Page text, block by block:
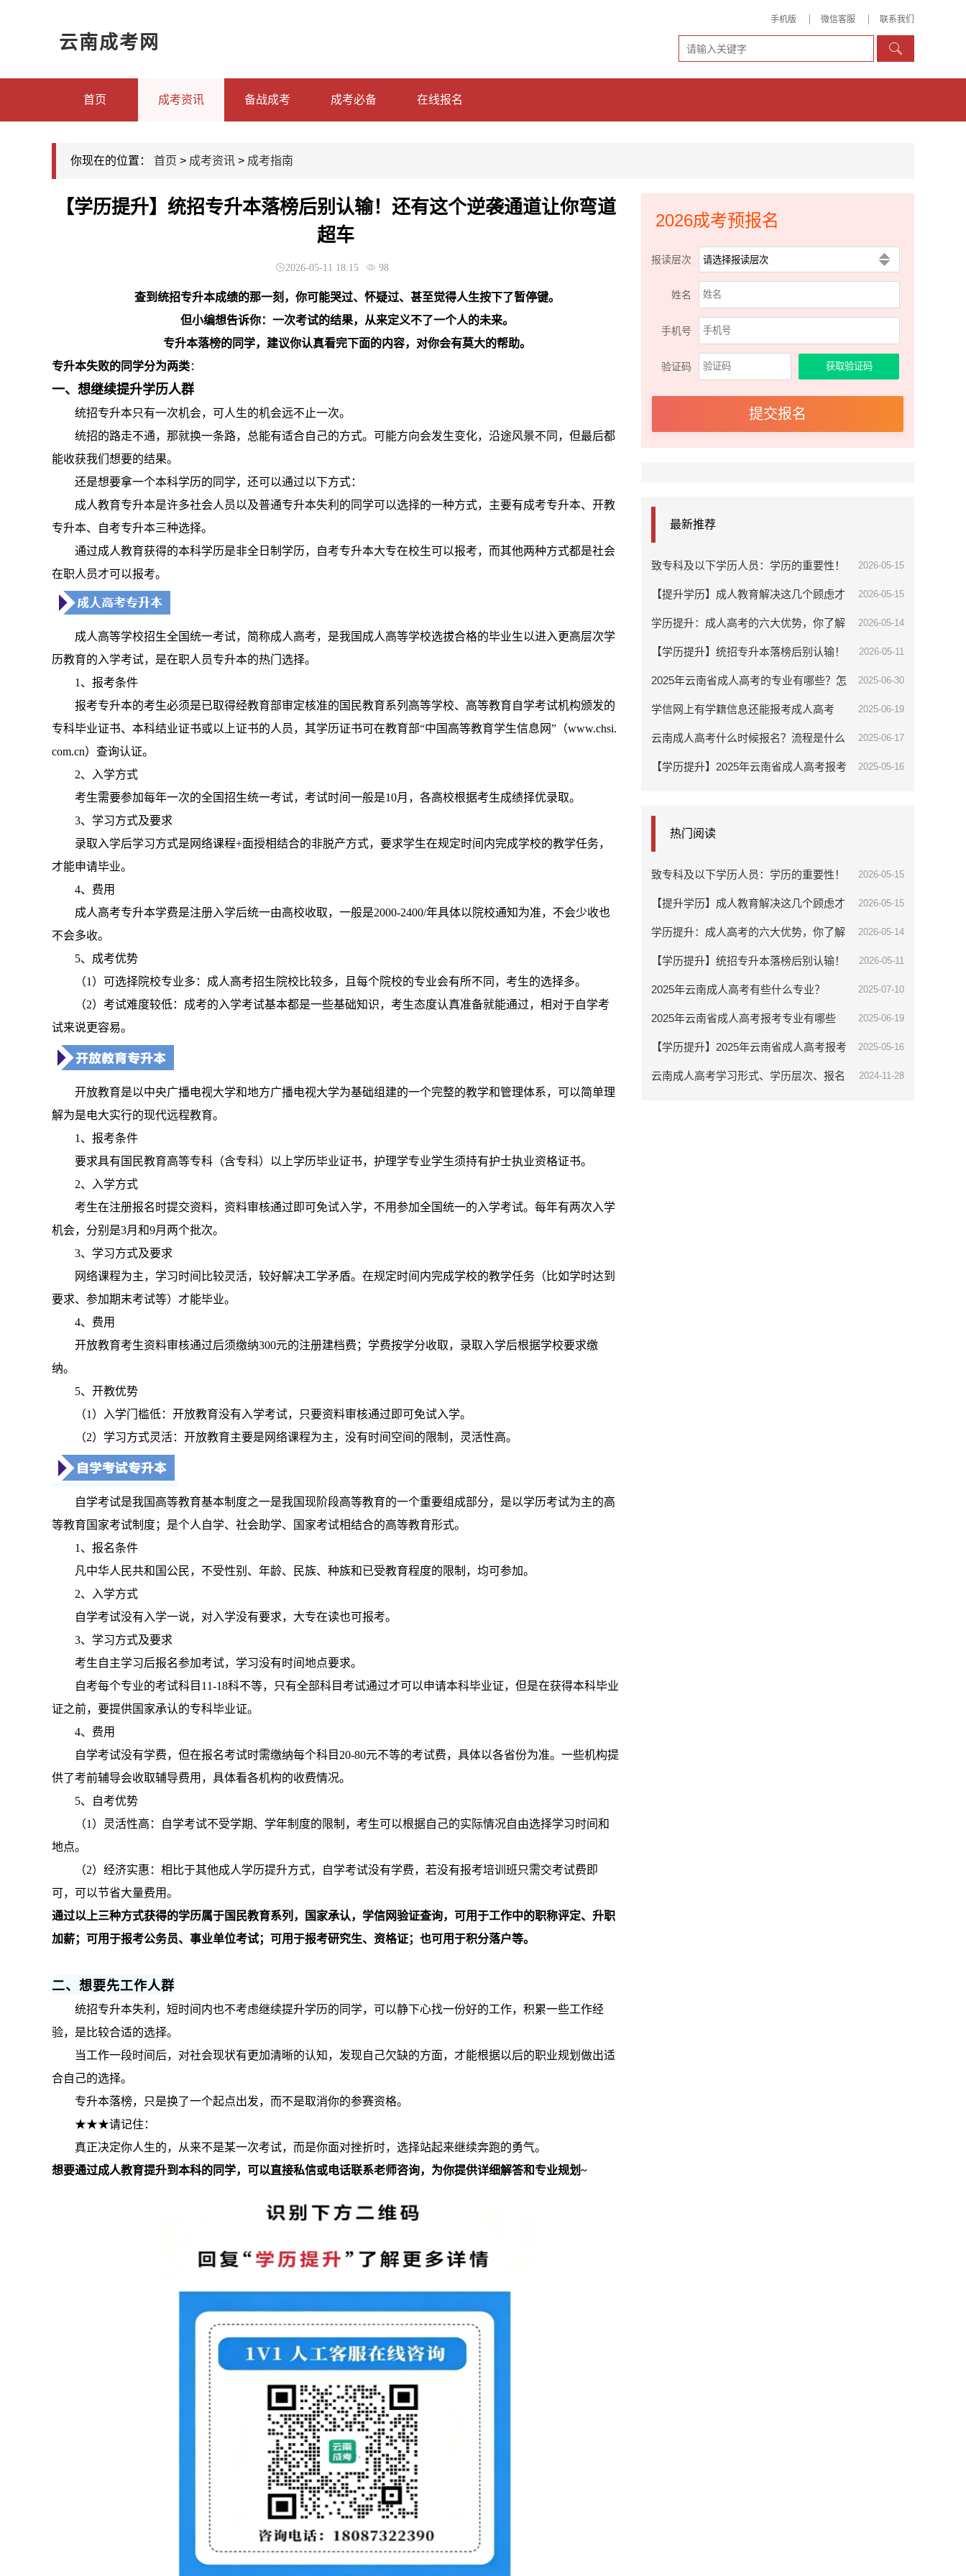
云南成考网
手机版 微信客服 联系我们

首页 成考资讯 备战成考 成考必备 在线报名
你现在的位置： 首页 > 成考资讯 > 成考指南
【学历提升】统招专升本落榜后别认输！还有这个逆袭通道让你弯道
超车
2026-05-11 18:15 98
查到统招专升本成绩的那一刻，你可能哭过、怀疑过、甚至觉得人生按下了暂停键。
但小编想告诉你：一次考试的结果，从来定义不了一个人的未来。
专升本落榜的同学，建议你认真看完下面的内容，对你会有莫大的帮助。
专升本失败的同学分为两类：
一、想继续提升学历人群
统招专升本只有一次机会，可人生的机会远不止一次。
统招的路走不通，那就换一条路，总能有适合自己的方式。可能方向会发生变化，沿途风景不同，但最后都
能收获我们想要的结果。
还是想要拿一个本科学历的同学，还可以通过以下方式：
成人教育专升本是许多社会人员以及普通专升本失利的同学可以选择的一种方式，主要有成考专升本、开教
专升本、自考专升本三种选择。
通过成人教育获得的本科学历是非全日制学历，自考专升本大专在校生可以报考，而其他两种方式都是社会
在职人员才可以报考。
成人高等学校招生全国统一考试，简称成人高考，是我国成人高等学校选拔合格的毕业生以进入更高层次学
历教育的入学考试，是在职人员专升本的热门选择。
1、报考条件
报考专升本的考生必须是已取得经教育部审定核准的国民教育系列高等学校、高等教育自学考试机构颁发的
专科毕业证书、本科结业证书或以上证书的人员，其学历证书可在教育部“中国高等教育学生信息网”（www.chsi.
com.cn）查询认证。
2、入学方式
考生需要参加每年一次的全国招生统一考试，考试时间一般是10月，各高校根据考生成绩择优录取。
3、学习方式及要求
录取入学后学习方式是网络课程+面授相结合的非脱产方式，要求学生在规定时间内完成学校的教学任务，
才能申请毕业。
4、费用
成人高考专升本学费是注册入学后统一由高校收取，一般是2000-2400/年具体以院校通知为准，不会少收也
不会多收。
5、成考优势
（1）可选择院校专业多：成人高考招生院校比较多，且每个院校的专业会有所不同，考生的选择多。
（2）考试难度较低：成考的入学考试基本都是一些基础知识，考生态度认真准备就能通过，相对于自学考
试来说更容易。
开放教育是以中央广播电视大学和地方广播电视大学为基础组建的一个完整的教学和管理体系，可以简单理
解为是电大实行的现代远程教育。
1、报考条件
要求具有国民教育高等专科（含专科）以上学历毕业证书，护理学专业学生须持有护士执业资格证书。
2、入学方式
考生在注册报名时提交资料，资料审核通过即可免试入学，不用参加全国统一的入学考试。每年有两次入学
机会，分别是3月和9月两个批次。
3、学习方式及要求
网络课程为主，学习时间比较灵活，较好解决工学矛盾。在规定时间内完成学校的教学任务（比如学时达到
要求、参加期末考试等）才能毕业。
4、费用
开放教育考生资料审核通过后须缴纳300元的注册建档费；学费按学分收取，录取入学后根据学校要求缴
纳。
5、开教优势
（1）入学门槛低：开放教育没有入学考试，只要资料审核通过即可免试入学。
（2）学习方式灵活：开放教育主要是网络课程为主，没有时间空间的限制，灵活性高。
自学考试是我国高等教育基本制度之一是我国现阶段高等教育的一个重要组成部分，是以学历考试为主的高
等教育国家考试制度；是个人自学、社会助学、国家考试相结合的高等教育形式。
1、报名条件
凡中华人民共和国公民，不受性别、年龄、民族、种族和已受教育程度的限制，均可参加。
2、入学方式
自学考试没有入学一说，对入学没有要求，大专在读也可报考。
3、学习方式及要求
考生自主学习后报名参加考试，学习没有时间地点要求。
自考每个专业的考试科目11-18科不等，只有全部科目考试通过才可以申请本科毕业证，但是在获得本科毕业
证之前，要提供国家承认的专科毕业证。
4、费用
自学考试没有学费，但在报名考试时需缴纳每个科目20-80元不等的考试费，具体以各省份为准。一些机构提
供了考前辅导会收取辅导费用，具体看各机构的收费情况。
5、自考优势
（1）灵活性高：自学考试不受学期、学年制度的限制，考生可以根据自己的实际情况自由选择学习时间和
地点。
（2）经济实惠：相比于其他成人学历提升方式，自学考试没有学费，若没有报考培训班只需交考试费即
可，可以节省大量费用。
通过以上三种方式获得的学历属于国民教育系列，国家承认，学信网验证查询，可用于工作中的职称评定、升职
加薪；可用于报考公务员、事业单位考试；可用于报考研究生、资格证；也可用于积分落户等。
二、想要先工作人群
统招专升本失利，短时间内也不考虑继续提升学历的同学，可以静下心找一份好的工作，积累一些工作经
验，是比较合适的选择。
当工作一段时间后，对社会现状有更加清晰的认知，发现自己欠缺的方面，才能根据以后的职业规划做出适
合自己的选择。
专升本落榜，只是换了一个起点出发，而不是取消你的参赛资格。
★★★请记住：
真正决定你人生的，从来不是某一次考试，而是你面对挫折时，选择站起来继续奔跑的勇气。
想要通过成人教育提升到本科的同学，可以直接私信或电话联系老师咨询，为你提供详细解答和专业规划~
2026成考预报名
报读层次
姓名
手机号
验证码
最新推荐
致专科及以下学历人员：学历的重要性！ 2026-05-15
【提升学历】成人教育解决这几个顾虑才
能更好提升
2026-05-15
学历提升：成人高考的六大优势，你了解
吗？
2026-05-14
【学历提升】统招专升本落榜后别认输！
还有这个逆袭通道让你弯道超车
2026-05-11
2025年云南省成人高考的专业有哪些？怎
么选专业？
2025-06-30
学信网上有学籍信息还能报考成人高考
吗？
2025-06-19
云南成人高考什么时候报名？流程是什么
样的？
2025-06-17
【学历提升】2025年云南省成人高考报考 2025-05-16
热门阅读
致专科及以下学历人员：学历的重要性！ 2026-05-15
【提升学历】成人教育解决这几个顾虑才
能更好提升
2026-05-15
学历提升：成人高考的六大优势，你了解
吗？
2026-05-14
【学历提升】统招专升本落榜后别认输！
还有这个逆袭通道让你弯道超车
2026-05-11
2025年云南成人高考有些什么专业？ 2025-07-10
2025年云南省成人高考报考专业有哪些 2025-06-19
【学历提升】2025年云南省成人高考报考
指南
2025-05-16
云南成人高考学习形式、学历层次、报名 2024-11-28